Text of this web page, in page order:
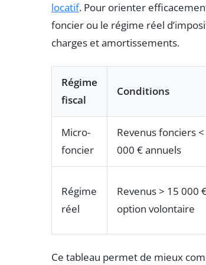
locatif. Pour orienter
foncier ou le régime réel
charges et amortissements.
Régime
fiscal
Conditions
Micro-
foncier
Revenus fonciers
000 € annuels
Régime
réel
Revenus > 15 000
option volontaire
Ce tableau permet de mieux